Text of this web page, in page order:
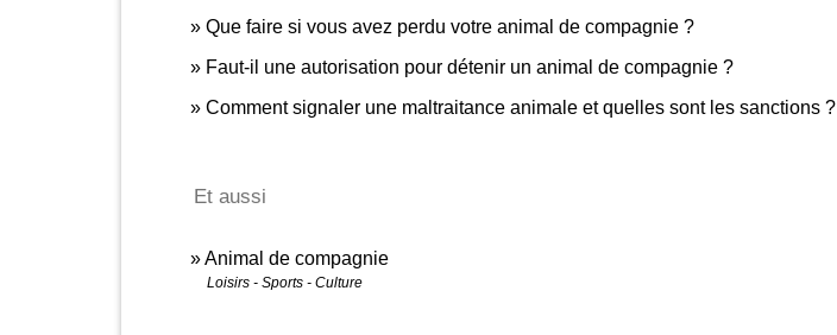
Que faire si vous avez perdu votre animal de compagnie ?
Faut-il une autorisation pour détenir un animal de compagnie ?
Comment signaler une maltraitance animale et quelles sont les sanctions ?
Et aussi
Animal de compagnie
Loisirs - Sports - Culture